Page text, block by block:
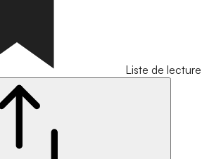
Liste de lecture